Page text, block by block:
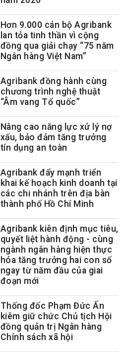
Hơn 9.000 cán bộ Agribank
lan tỏa tinh thần vì cộng
đồng qua giải chạy “75 năm
Ngân hàng Việt Nam”
Agribank đồng hành cùng
chương trình nghệ thuật
“Âm vang Tổ quốc”
Nâng cao năng lực xử lý nợ
xấu, bảo đảm tăng trưởng
tín dụng an toàn
Agribank đẩy mạnh triển
khai kế hoạch kinh doanh tại
các chi nhánh trên địa bàn
thành phố Hồ Chí Minh
Agribank kiên định mục tiêu,
quyết liệt hành động - cùng
ngành ngân hàng hiện thực
hóa tăng trưởng hai con số
ngay từ năm đầu của giai
đoạn mới
Thống đốc Phạm Đức Ấn
kiêm giữ chức Chủ tịch Hội
đồng quản trị Ngân hàng
Chính sách xã hội